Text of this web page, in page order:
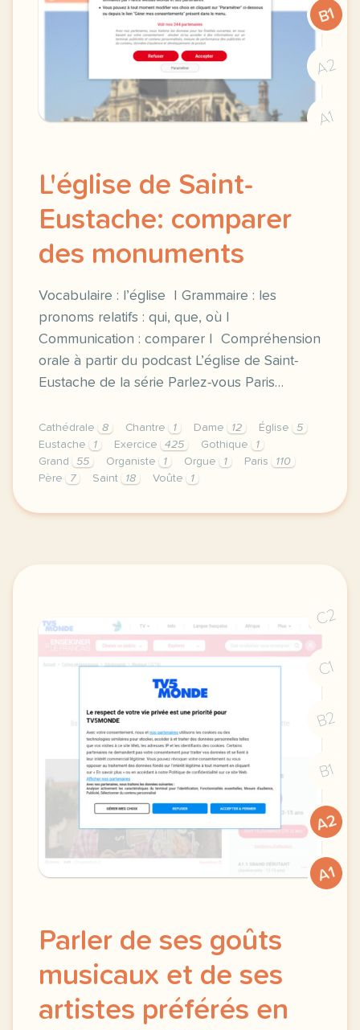
B1
A2
A1
L'église de Saint-
Eustache: comparer
des monuments
Vocabulaire : l’église | Grammaire : les
pronoms relatifs : qui, que, où |
Communication : comparer | Compréhension
orale à partir du podcast L’église de Saint-
Eustache de la série Parlez-vous Paris…
Cathédrale 8 Chantre 1 Dame 12 Église
5
Eustache
1 Exercice 425 Gothique
1
Grand
55 Organiste 1 Orgue 1 Paris
110
Père
7 Saint 18 Voûte 1
exercice b1 l eglise de saint eustache comparer
C2
C1
B2
B1
A2
A1
Parler de ses goûts
musicaux et de ses
artistes préférés en